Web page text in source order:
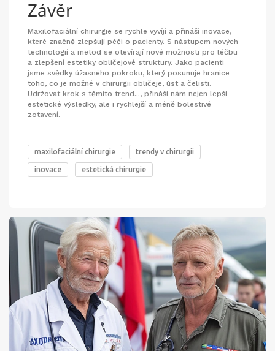
Závěr
Maxilofaciální chirurgie se rychle vyvíjí a přináší inovace,
které značně zlepšují péči o pacienty. S nástupem nových
technologií a metod se otevírají nové možnosti pro léčbu
a zlepšení estetiky obličejové struktury. Jako pacienti
jsme svědky úžasného pokroku, který posunuje hranice
toho, co je možné v chirurgii obličeje, úst a čelisti.
Udržovat krok s těmito trend..., přináší nám nejen lepší
estetické výsledky, ale i rychlejší a méně bolestivé
zotavení.
maxilofaciální chirurgie trendy v chirurgii
inovace estetická chirurgie